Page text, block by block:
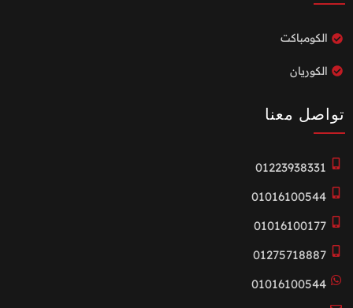
الكومباكت
الكوريان
تواصل معنا
01223938331
01016100544
01016100177
01275718887
01016100544